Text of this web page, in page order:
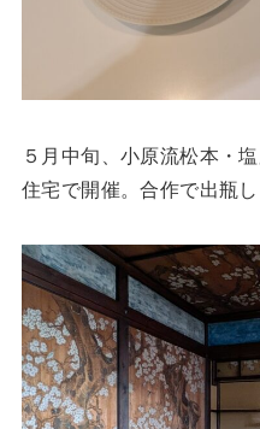
５月中旬、小原流松本・
住宅で開催。合作で出瓶し